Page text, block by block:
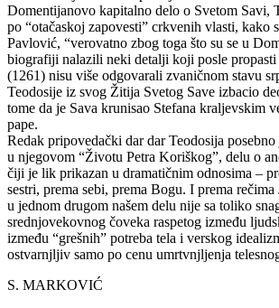
Domentijanovo kapitalno delo o Svetom Savi,
po “otačaskoj zapovesti” crkvenih vlasti, kako
Pavlović, “verovatno zbog toga što su se u
biografiji nalazili neki detalji koji posle propasti
(1261) nisu više odgovarali zvaničnom stavu
Teodosije iz svog Žitija Svetog Save izbacio
tome da je Sava krunisao Stefana kraljevskim
pape.
Redak pripovedački dar dar Teodosija
u njegovom “Životu Petra Koriškog”, delu o
čiji je lik prikazan u dramatičnim odnosima –
sestri, prema sebi, prema Bogu. I prema
u jednom drugom našem delu nije sa toliko
srednjovekovnog čoveka raspetog između
između “grešnih” potreba tela i verskog
ostvarnjljiv samo po cenu umrtvnjljenja
S. MARKOVIĆ